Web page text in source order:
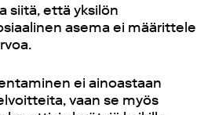
siitä, että yksilön
asema ei määrittele
ei ainoastaan
vaan se myös